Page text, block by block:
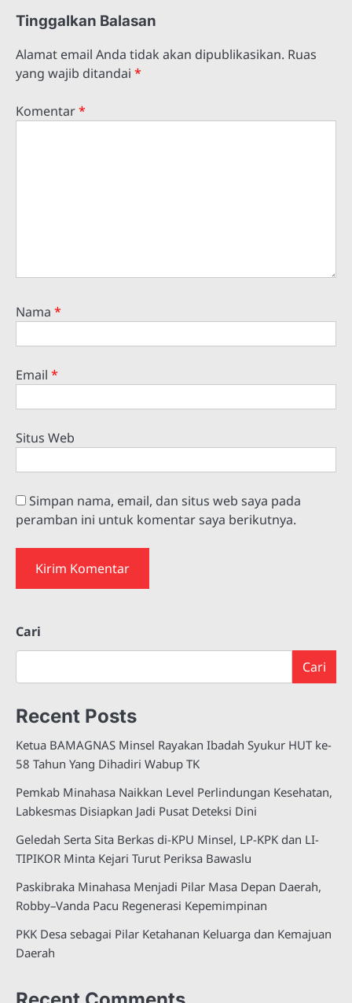
Tinggalkan Balasan
Alamat email Anda tidak akan dipublikasikan. Ruas
yang wajib ditandai *
Komentar*
Nama *
Email *
Situs Web
Simpan nama, email, dan situs web saya pada
peramban ini untuk komentar saya berikutnya.
Cari
Cari
Recent Posts
Ketua BAMAGNAS Minsel Rayakan Ibadah Syukur HUT ke-
58 Tahun Yang Dihadiri Wabup TK
Pemkab Minahasa Naikkan Level Perlindungan Kesehatan,
Labkesmas Disiapkan Jadi Pusat Deteksi Dini
Geledah Serta Sita Berkas di-KPU Minsel, LP-KPK dan LI-
TIPIKOR Minta Kejari Turut Periksa Bawaslu
Paskibraka Minahasa Menjadi Pilar Masa Depan Daerah,
Robby–Vanda Pacu Regenerasi Kepemimpinan
PKK Desa sebagai Pilar Ketahanan Keluarga dan Kemajuan
Daerah